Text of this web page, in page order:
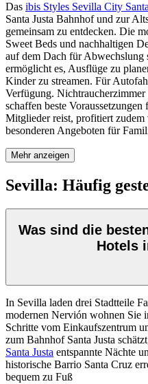
Das ibis Styles Sevilla City
Santa Justa Bahnhof und zur
gemeinsam zu entdecken. Die
Sweet Beds und nachhaltigen
auf dem Dach für
ermöglicht es, Ausflüge zu
Kinder zu streamen. Für
Verfügung.
schaffen beste
Mitglieder reist, profitiert
besonderen Angeboten für
Mehr anzeigen
Sevilla: Häufig
Was sind die
Hotels
In Sevilla laden drei Stadtteile
modernen Nervión wohnen Sie
Schritte vom Einkaufszentrum
zum Bahnhof Santa Justa
Santa Justa entspannte Nächte
historische Barrio Santa Cruz
bequem zu Fuß